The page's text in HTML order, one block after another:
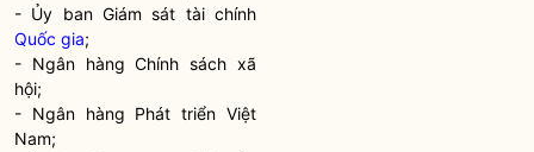
- Ủy ban Giám sát tài chính
Quốc gia;
- Ngân hàng Chính sách xã
hội;
- Ngân hàng Phát triển Việt
Nam;